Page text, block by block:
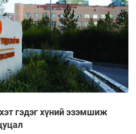
гэдэг хүний эзэмшиж